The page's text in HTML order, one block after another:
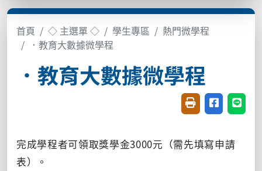
首頁 ◇ 主選單 ◇ 學生專區
熱門微學程
．教育大數據微學程
．教育大數據微學程
友善列印(開新視
分享至臉書
分享
完成學程者可領取獎學金3000元（需先填寫申請
表）。